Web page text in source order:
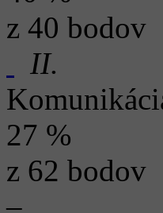
z 40 bodov
II.
27 %
z 62 bodov
–